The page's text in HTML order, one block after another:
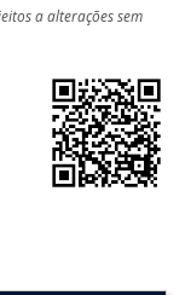
a alterações sem